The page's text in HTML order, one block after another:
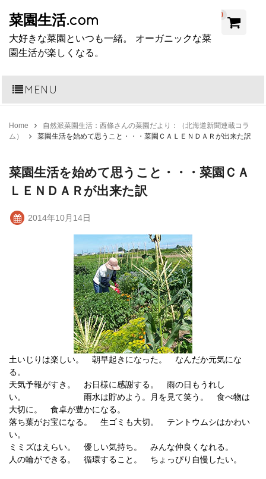
菜園生活.com
大好きな菜園といつも一緒。 オーガニックな菜
園生活が楽しくなる。
0
MENU
Home
自然派菜園生活：西條さんの菜園だより：（北海道新聞連載コラ
ム）
菜園生活を始めて思うこと・・・菜園ＣＡＬＥＮＤＡＲが出来た訳
菜園生活を始めて思うこと・・・菜園ＣＡ
ＬＥＮＤＡＲが出来た訳
2014年10月14日
土いじりは楽しい。 朝早起きになった。 なんだか元気にな
る。
天気予報がすき。 お日様に感謝する。 雨の日もうれし
い。 雨水は貯めよう。月を見て笑う。 食べ物は
大切に。 食卓が豊かになる。
落ち葉がお宝になる。 生ゴミも大切。 テントウムシはかわい
い。
ミミズはえらい。 優しい気持ち。 みんな仲良くなれる。
人の輪ができる。 循環すること。 ちょっぴり自慢したい。